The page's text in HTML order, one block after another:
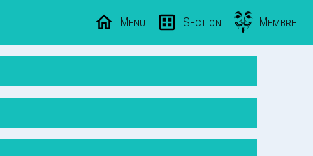
Menu Section Membre